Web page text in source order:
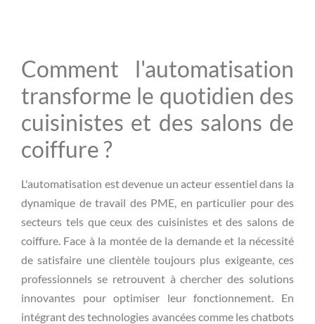
Comment l'automatisation
transforme le quotidien des
cuisinistes et des salons de
coiffure ?
L'automatisation est devenue un acteur essentiel dans la
dynamique de travail des PME, en particulier pour des
secteurs tels que ceux des cuisinistes et des salons de
coiffure. Face à la montée de la demande et la nécessité
de satisfaire une clientèle toujours plus exigeante, ces
professionnels se retrouvent à chercher des solutions
innovantes pour optimiser leur fonctionnement. En
intégrant des technologies avancées comme les chatbots